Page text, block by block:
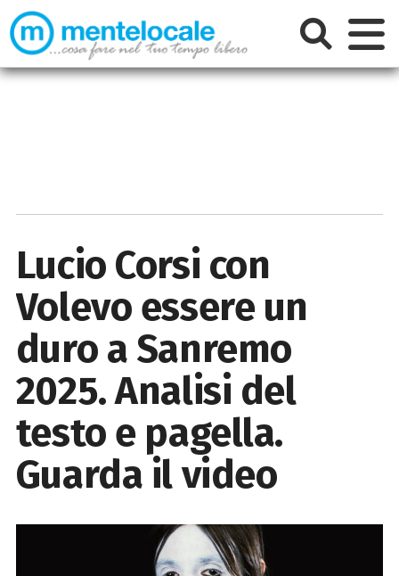
Lucio Corsi con
Volevo essere un
duro a Sanremo
2025. Analisi del
testo e pagella.
Guarda il video